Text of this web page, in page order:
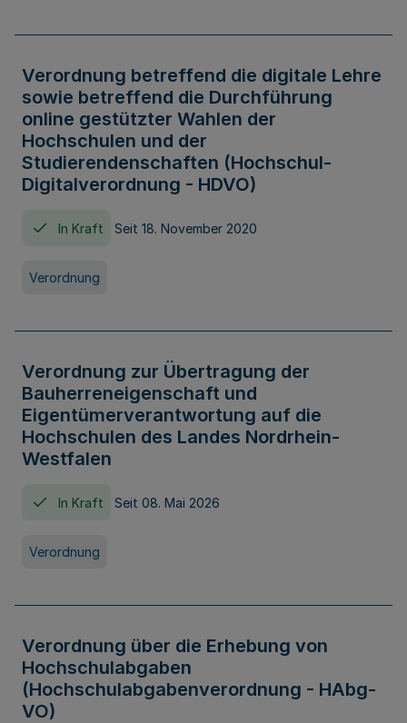
Verordnung betreffend die digitale Lehre
sowie betreffend die Durchführung
online gestützter Wahlen der
Hochschulen und der
Studierendenschaften (Hochschul-
Digitalverordnung - HDVO)
In Kraft Seit 18. November 2020
Verordnung
Verordnung zur Übertragung der
Bauherreneigenschaft und
Eigentümerverantwortung auf die
Hochschulen des Landes Nordrhein-
Westfalen
In Kraft Seit 08. Mai 2026
Verordnung
Verordnung über die Erhebung von
Hochschulabgaben
(Hochschulabgabenverordnung - HAbg-
VO)